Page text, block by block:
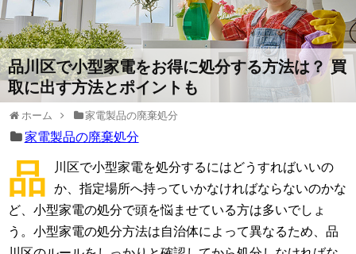
品川区で小型家電をお得に処分する方法は？ 買
取に出す方法とポイントも
ホーム 家電製品の廃棄処分
家電製品の廃棄処分
品
川区で小型家電を処分するにはどうすればいいの
か、指定場所へ持っていかなければならないのかな
ど、小型家電の処分で頭を悩ませている方は多いでしょ
う。小型家電の処分方法は自治体によって異なるため、品